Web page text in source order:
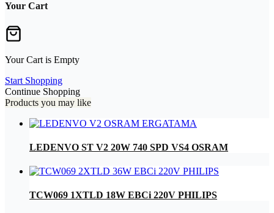
Your Cart
Your Cart is Empty
Start Shopping
Continue Shopping
Products you may like
LEDENVO ST V2 20W 740 SPD VS4 OSRAM
TCW069 1XTLD 18W EBCi 220V PHILIPS